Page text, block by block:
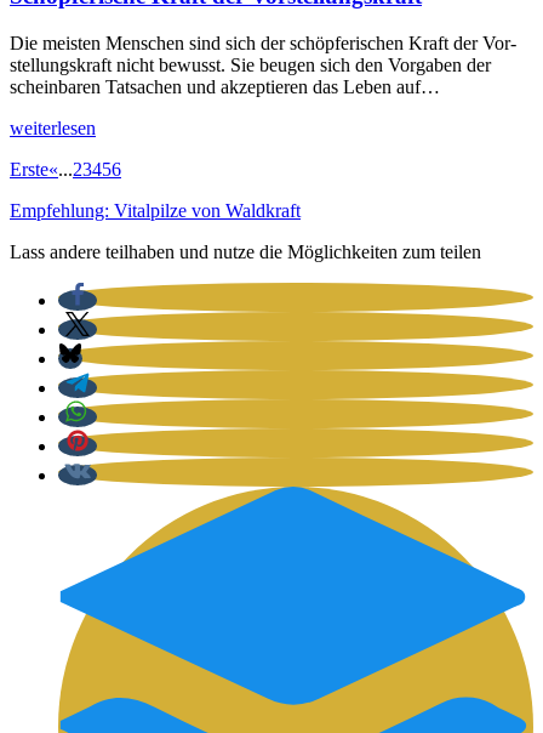
Die meis­ten Men­schen sind sich der schöp­fe­ri­schen Kraft der Vor­
stel­lungs­kraft nicht bewusst. Sie beu­gen sich den Vor­ga­ben der
schein­ba­ren Tat­sa­chen und akzep­tie­ren das Leben auf…
wei­ter­le­sen
Erste«...23456
Empfehlung: Vitalpilze von Waldkraft
Lass andere teilhaben und nutze die Möglichkeiten zum teilen